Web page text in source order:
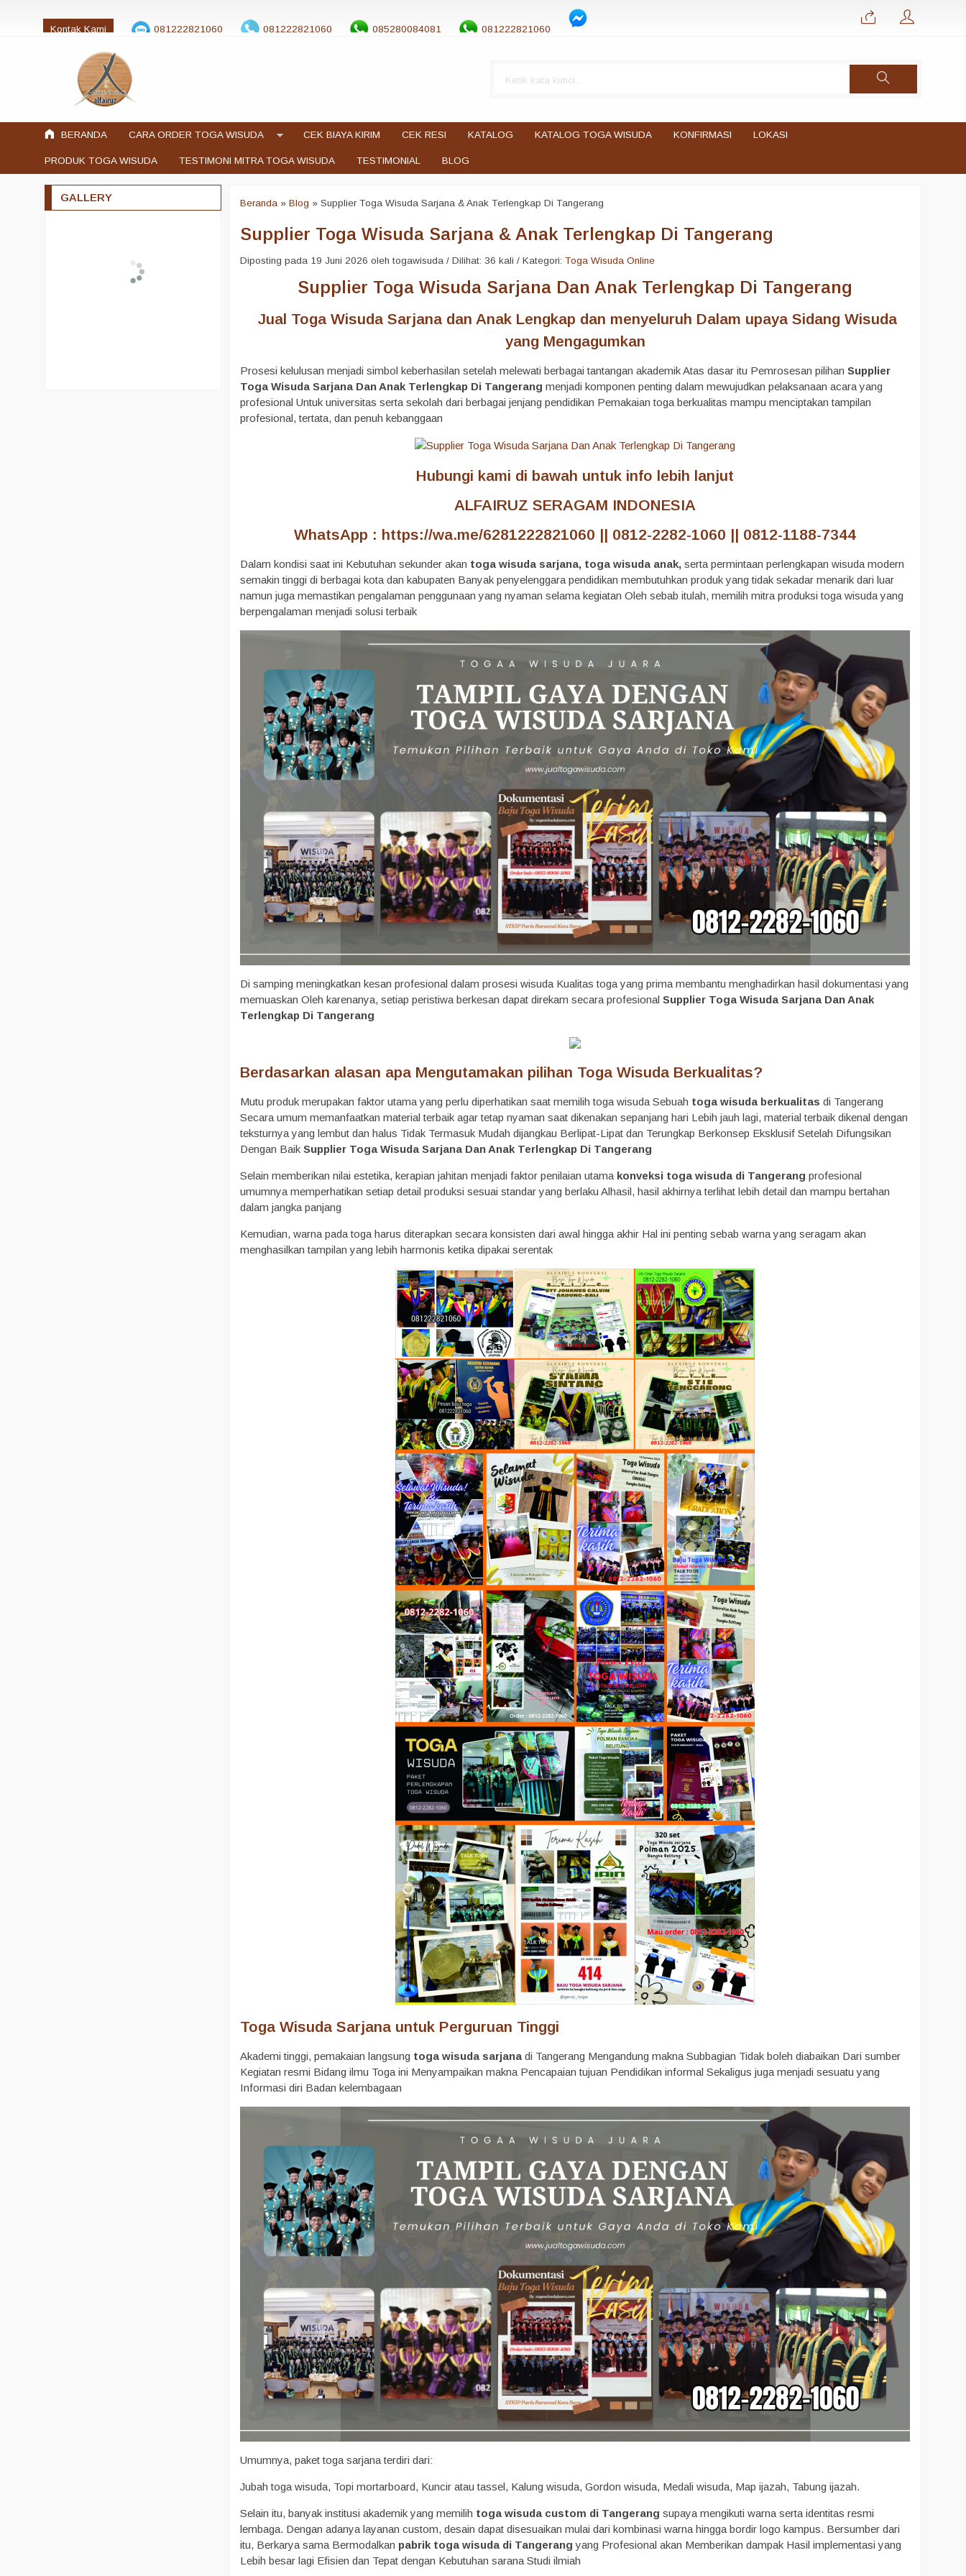
Kontak Kami 081222821060 081222821060 085280084081 081222821060
jualtogawisuda@gmail.com
BERANDA CARA ORDER TOGA WISUDA CEK BIAYA KIRIM CEK RESI KATALOG KATALOG TOGA WISUDA KONFIRMASI LOKASI
PRODUK TOGA WISUDA TESTIMONI MITRA TOGA WISUDA TESTIMONIAL BLOG
Beranda »Blog »Supplier Toga Wisuda Sarjana & Anak Terlengkap Di Tangerang
Supplier Toga Wisuda Sarjana & Anak Terlengkap Di Tangerang
Diposting pada 19 Juni 2026 oleh togawisuda / Dilihat: 36 kali / Kategori:Toga Wisuda Online
Supplier Toga Wisuda Sarjana Dan Anak Terlengkap Di Tangerang
Jual Toga Wisuda Sarjana dan Anak Lengkap dan menyeluruh Dalam upaya Sidang Wisuda
yang Mengagumkan
Prosesi kelulusan menjadi simbol keberhasilan setelah melewati berbagai tantangan akademik Atas dasar itu Pemrosesan pilihan Supplier
Toga Wisuda Sarjana Dan Anak Terlengkap Di Tangerangmenjadi komponen penting dalam mewujudkan pelaksanaan acara yang
profesional Untuk universitas serta sekolah dari berbagai jenjang pendidikan Pemakaian toga berkualitas mampu menciptakan tampilan
profesional, tertata, dan penuh kebanggaan
Hubungi kami di bawah untuk info lebih lanjut
ALFAIRUZ SERAGAM INDONESIA
WhatsApp : https://wa.me/6281222821060 || 0812-2282-1060 || 0812-1188-7344
Dalam kondisi saat ini Kebutuhan sekunder akan toga wisuda sarjana, toga wisuda anak, serta permintaan perlengkapan wisuda modern
semakin tinggi di berbagai kota dan kabupaten Banyak penyelenggara pendidikan membutuhkan produk yang tidak sekadar menarik dari luar
namun juga memastikan pengalaman penggunaan yang nyaman selama kegiatan Oleh sebab itulah, memilih mitra produksi toga wisuda yang
berpengalaman menjadi solusi terbaik
Di samping meningkatkan kesan profesional dalam prosesi wisuda Kualitas toga yang prima membantu menghadirkan hasil dokumentasi yang
memuaskan Oleh karenanya, setiap peristiwa berkesan dapat direkam secara profesionalSupplier Toga Wisuda Sarjana Dan Anak
Terlengkap Di Tangerang
Berdasarkan alasan apa Mengutamakan pilihan Toga Wisuda Berkualitas?
Mutu produk merupakan faktor utama yang perlu diperhatikan saat memilih toga wisuda Sebuah toga wisuda berkualitas di Tangerang
Secara umum memanfaatkan material terbaik agar tetap nyaman saat dikenakan sepanjang hari Lebih jauh lagi, material terbaik dikenal dengan
teksturnya yang lembut dan halus Tidak Termasuk Mudah dijangkau Berlipat-Lipat dan Terungkap Berkonsep Eksklusif Setelah Difungsikan
Dengan BaikSupplier Toga Wisuda Sarjana Dan Anak Terlengkap Di Tangerang
Selain memberikan nilai estetika, kerapian jahitan menjadi faktor penilaian utama konveksi toga wisuda di Tangerang profesional
umumnya memperhatikan setiap detail produksi sesuai standar yang berlaku Alhasil, hasil akhirnya terlihat lebih detail dan mampu bertahan
dalam jangka panjang
Kemudian, warna pada toga harus diterapkan secara konsisten dari awal hingga akhir Hal ini penting sebab warna yang seragam akan
menghasilkan tampilan yang lebih harmonis ketika dipakai serentak
Toga Wisuda Sarjana untuk Perguruan Tinggi
Akademi tinggi, pemakaian langsung toga wisuda sarjanadi Tangerang Mengandung makna Subbagian Tidak boleh diabaikan Dari sumber
Kegiatan resmi Bidang ilmu Toga ini Menyampaikan makna Pencapaian tujuan Pendidikan informal Sekaligus juga menjadi sesuatu yang
Informasi diri Badan kelembagaan
Umumnya, paket toga sarjana terdiri dari:
Jubah toga wisuda, Topi mortarboard, Kuncir atau tassel, Kalung wisuda, Gordon wisuda, Medali wisuda, Map ijazah, Tabung ijazah.
Selain itu, banyak institusi akademik yang memilih toga wisuda custom di Tangerang supaya mengikuti warna serta identitas resmi
lembaga. Dengan adanya layanan custom, desain dapat disesuaikan mulai dari kombinasi warna hingga bordir logo kampus. Bersumber dari
itu, Berkarya sama Bermodalkan pabrik toga wisuda di Tangerangyang Profesional akan Memberikan dampak Hasil implementasi yang
Lebih besar lagi Efisien dan Tepat dengan Kebutuhan sarana Studi ilmiah
GALLERY